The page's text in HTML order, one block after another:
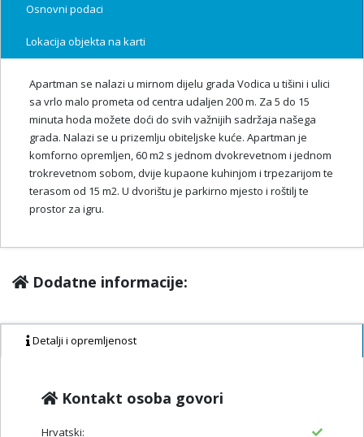
Osnovni podaci
Lokacija objekta na karti
Apartman se nalazi u mirnom dijelu grada Vodica u tišini i ulici
sa vrlo malo prometa od centra udaljen 200 m. Za 5 do 15
minuta hoda možete doći do svih važnijih sadržaja našega
grada. Nalazi se u prizemlju obiteljske kuće. Apartman je
komforno opremljen, 60 m2 s jednom dvokrevetnom i jednom
trokrevetnom sobom, dvije kupaone kuhinjom i trpezarijom te
terasom od 15 m2. U dvorištu je parkirno mjesto i roštilj te
prostor za igru.
Dodatne informacije:
Detalji i opremljenost
Kontakt osoba govori
Hrvatski: